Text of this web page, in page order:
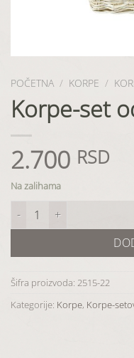
POČETNA / KORPE /
Korpe-set
2.700 RSD
Na zalihama
Korpe-set od 3 komada
Šifra proizvoda: 2515-22
Kategorije: Korpe, Korpe-